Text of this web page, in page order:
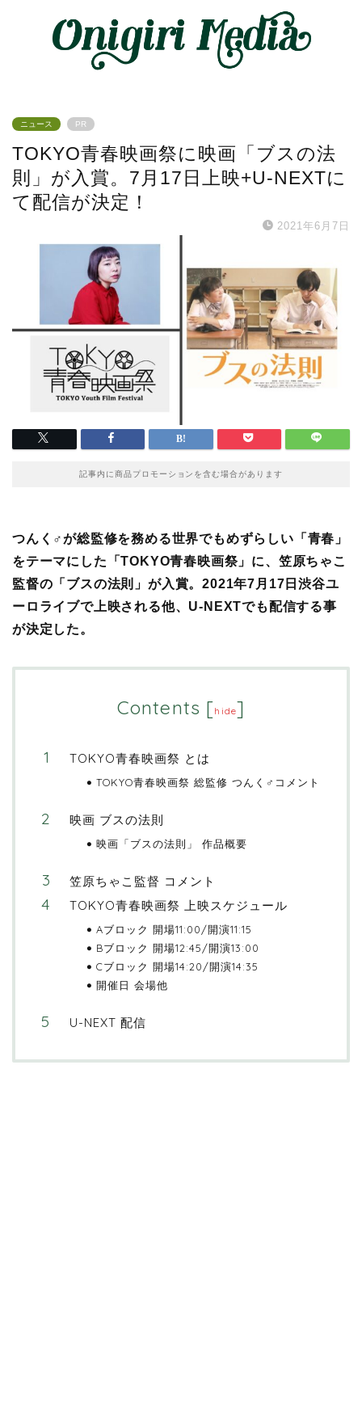
ニュース PR
TOKYO青春映画祭に映画「ブスの法
則」が入賞。7月17日上映+U-NEXTに
て配信が決定！
2021年6月7日
記事内に商品プロモーションを含む場合があります
つんく♂が総監修を務める世界でもめずらしい「青春」
をテーマにした「TOKYO青春映画祭」に、笠原ちゃこ
監督の「ブスの法則」が入賞。2021年7月17日渋谷ユ
ーロライブで上映される他、U-NEXTでも配信する事
が決定した。
Contents [hide]
TOKYO青春映画祭 とは
TOKYO青春映画祭 総監修 つんく♂コメント
映画 ブスの法則
映画「ブスの法則」 作品概要
笠原ちゃこ監督 コメント
TOKYO青春映画祭 上映スケジュール
Aブロック 開場11:00/開演11:15
Bブロック 開場12:45/開演13:00
Cブロック 開場14:20/開演14:35
開催日 会場他
U-NEXT 配信